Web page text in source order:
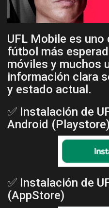
UFL Mobile es
fútbol más
móviles y muchos
información clara
y estado actual.
✅ Instalación de
Android (Playstore)
✅ Instalación de
(AppStore)